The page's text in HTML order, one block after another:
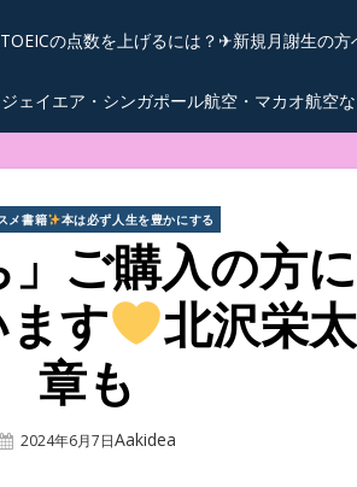
TOEICの点数を上げるには？✈新規月謝生の方
ェイエア・シンガポール航空・マカオ航
メ書籍 本は必ず人生を豊かにする
ご購入の方
す
北沢栄
章も
Posted
2024年6月7日Author
Aakidea